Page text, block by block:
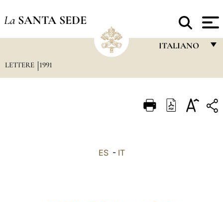
La SANTA SEDE
ITALIANO
ITALIANO
LETTERE 1991
ES- IT